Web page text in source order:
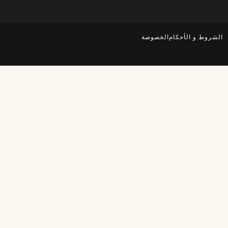
الشروط و الأحكام الخصوصة